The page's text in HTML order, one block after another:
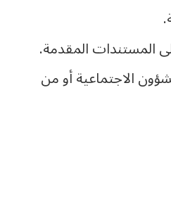
المستندات المقدمة.
الاجتماعية أو من